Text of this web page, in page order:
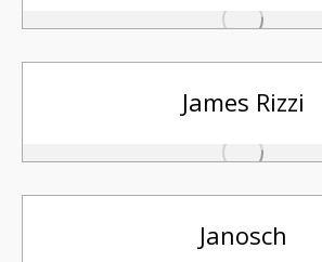
James Rizzi
Janosch